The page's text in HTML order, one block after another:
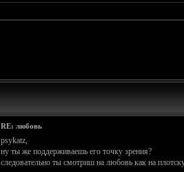
RE: любовь
psykatz,
ну ты же поддерживаешь его точку зрения?
следовательно ты смотриш на любовь как на